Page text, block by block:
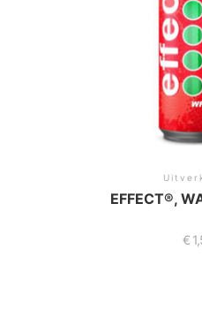
EFFECT®,
€